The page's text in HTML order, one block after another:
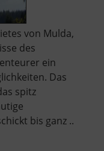
von Mulda,
des
ein
Das
spitz
bis ganz ..